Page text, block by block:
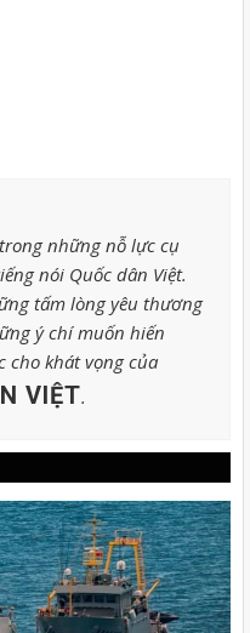
những nỗ lực cụ
nói Quốc dân Việt.
tấm lòng yêu thương
ý chí muốn hiến
cho khát vọng của
VIỆT.